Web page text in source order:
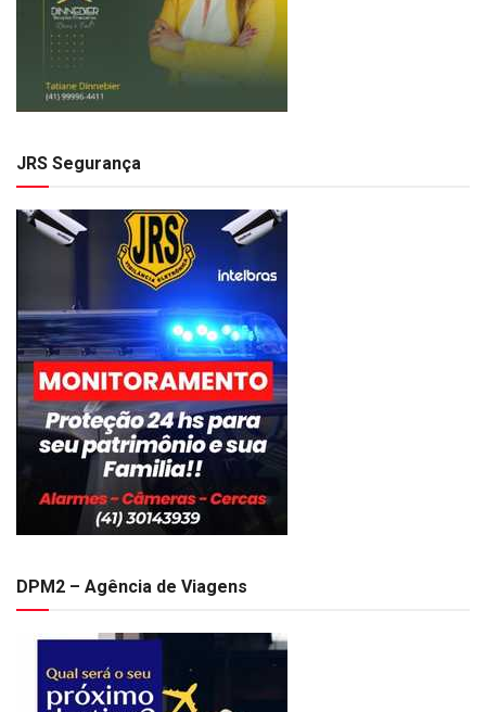
JRS Segurança
DPM2 – Agência de Viagens